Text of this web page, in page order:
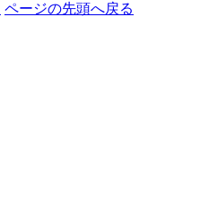
ページの先頭へ戻る